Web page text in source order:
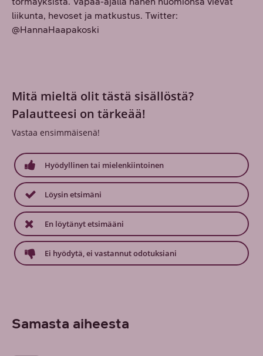
liikunta, hevoset ja matkustus. Twitter:
@HannaHaapakoski
Mitä mieltä olit tästä sisällöstä?
Palautteesi on tärkeää!
Vastaa ensimmäisenä!
Hyödyllinen tai mielenkiintoinen
Löysin etsimäni
En löytänyt etsimääni
Ei hyödytä, ei vastannut odotuksiani
Samasta aiheesta